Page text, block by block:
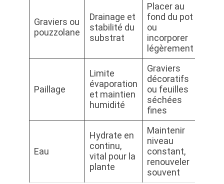
Graviers ou
pouzzolane
Drainage et
stabilité du
substrat
Placer au
fond du pot
ou
incorporer
légèrement
Paillage
Limite
évaporation
et maintien
humidité
Graviers
décoratifs
ou feuilles
séchées
fines
Eau
Hydrate en
continu,
vital pour la
plante
Maintenir
niveau
constant,
renouveler
souvent